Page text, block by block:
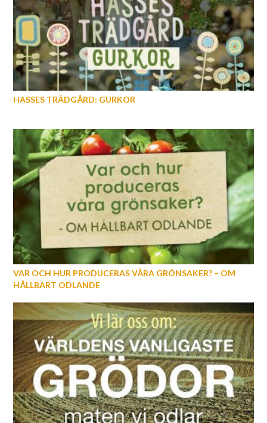
HASSES TRÄDGÅRD: GURKOR
VAR OCH HUR PRODUCERAS VÅRA GRÖNSAKER? – OM
HÅLLBART ODLANDE